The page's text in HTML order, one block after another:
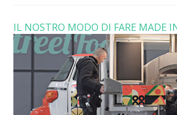
IL NOSTRO MODO DI FARE MADE